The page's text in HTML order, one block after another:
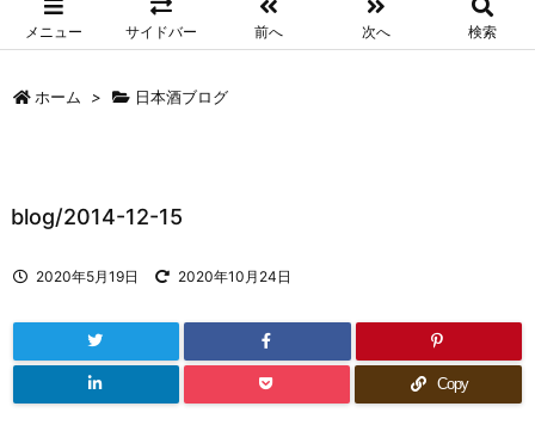
メニュー サイドバー 前へ 次へ 検索
ホーム > 日本酒ブログ
blog/2014-12-15
2020年5月19日 2020年10月24日
Copy